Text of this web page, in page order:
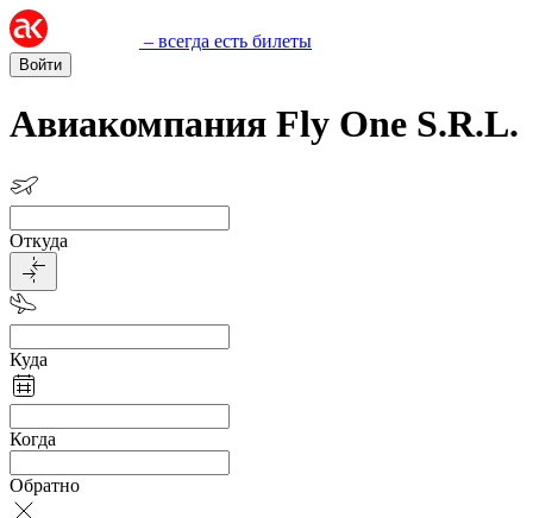
– всегда есть билеты
Войти
Авиакомпания Fly One S.R.L.
Откуда
Куда
Когда
Обратно